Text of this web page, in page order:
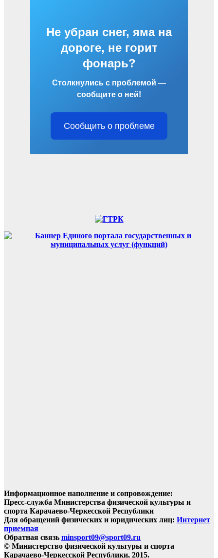
Не убран снег, яма на
дороге, не горит
фонарь?
Столкнулись с проблемой —
сообщите о ней!
Сообщить о проблеме
Информационное наполнение и сопровождение:
Пресс-служба Министерства физической культуры и
спорта Карачаево-Черкесской Республики
Для обращений физических и юридических лиц: Интернет
приемная
Обратная связь minsport09@sport09.ru
© Министерство физической культуры и спорта
Карачаево-Черкесской Республики, 2015.